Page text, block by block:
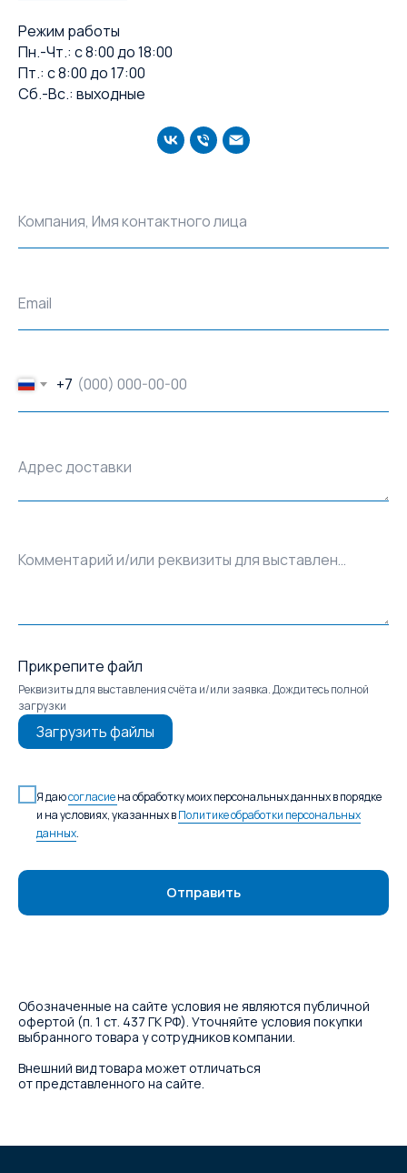
Режим работы
Пн.-Чт.: с 8:00 до 18:00
Пт.: с 8:00 до 17:00
Сб.-Вс.: выходные
Компания, Имя контактного лица
Email
+7
Адрес доставки
Комментарий и/или реквизиты для выставления счёта
Прикрепите файл
Реквизиты для выставления счёта и/или заявка. Дождитесь полной
загрузки
Загрузить файлы
Я даюсогласиена обработку моих персональных данных в порядке
и на условиях, указанных вПолитике обработки персональных
данных.
Отправить
Обозначенные на сайте условия не являются публичной
офертой (п. 1 ст. 437 ГК РФ). Уточняйте условия покупки
выбранного товара у сотрудников компании.
Внешний вид товара может отличаться
от представленного на сайте.